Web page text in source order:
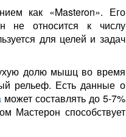
как «Masteron». Его
не относится к числу
для целей и задач
долю мышц во время
рельеф. Есть данные о
может составлять до 5-7%
Мастерон способствует